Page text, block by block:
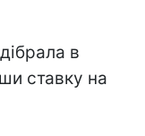
в
ставку на